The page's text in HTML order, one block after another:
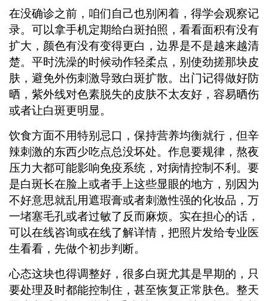
在没确诊之前，咱们自己也别闲着，得学会观察记
录。可以拿手机定期给白斑拍照，看看面积有没有
扩大，颜色有没有变得更白，边界是不是越来越清
楚。平时洗澡的时候动作轻柔点，别使劲搓那块皮
肤，避免外伤刺激导致白斑扩散。出门记得做好防
晒，紫外线对色素脱失的皮肤不太友好，容易晒伤
或者让白斑更明显。
饮食方面不用特别忌口，保持营养均衡就行，但辛
辣刺激的东西少吃点总没坏处。作息要规律，熬夜
压力大都可能影响免疫系统，对病情控制不利。要
是白斑长在脸上或者手上这些显眼的地方，别因为
不好意思就乱用遮瑕膏或者刺激性强的化妆品，万
一堵塞毛孔或者过敏了反而麻烦。实在担心的话，
可以在线咨询或在线了解详情，把照片发给专业医
生看看，先做个初步判断。
心态这块也得调整好，很多白斑尤其是早期的，只
要处理及时都能控制住，甚至恢复正常肤色。整天